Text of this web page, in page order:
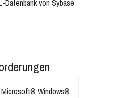
Datenbankvon Sybase
Microsoft® Windows®